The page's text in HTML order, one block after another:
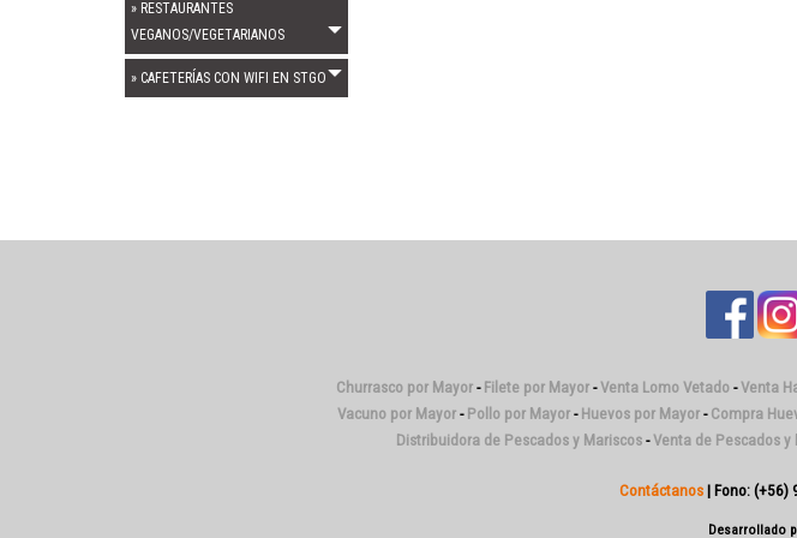
» RESTAURANTES
VEGANOS/VEGETARIANOS
» CAFETERÍAS CON WIFI EN STGO
Churrasco por Mayor - Filete por Mayor -Venta Lomo Vetado -Venta
Vacuno por Mayor - Pollo por Mayor - Huevos por Mayor - Compra
Distribuidora de Pescados y Mariscos-Venta de Pescados y
Contáctanos| Fono: (+56)
Desarrollado